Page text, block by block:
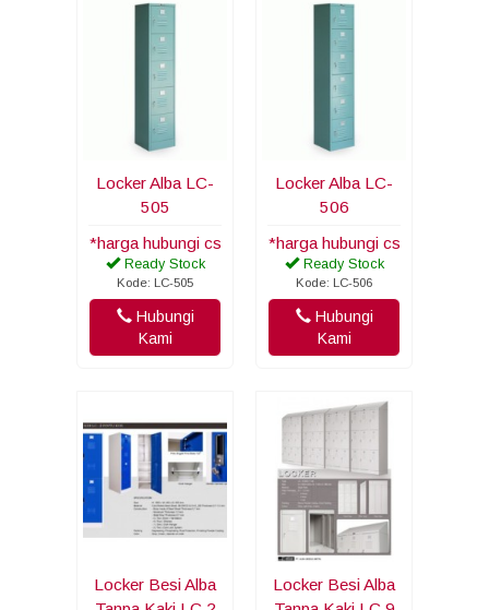
Locker Alba LC-
505
*harga hubungi cs
Ready Stock
Kode: LC-505
Hubungi
Kami
Locker Alba LC-
506
*harga hubungi cs
Ready Stock
Kode: LC-506
Hubungi
Kami
Locker Besi Alba
Locker Besi Alba